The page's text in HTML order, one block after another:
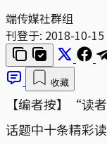
端传媒社群组
刊登于: 2018-10-15
收藏
【编者按】“读
话题中十条精彩